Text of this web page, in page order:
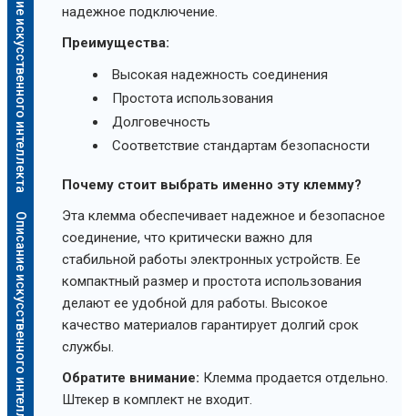
Описание искусственного интеллекта
Описание искусственного интеллекта
надежное подключение.
Преимущества:
Высокая надежность соединения
Простота использования
Долговечность
Соответствие стандартам безопасности
Почему стоит выбрать именно эту клемму?
Эта клемма обеспечивает надежное и безопасное
соединение, что критически важно для
стабильной работы электронных устройств. Ее
компактный размер и простота использования
делают ее удобной для работы. Высокое
качество материалов гарантирует долгий срок
службы.
Обратите внимание: Клемма продается отдельно.
Штекер в комплект не входит.